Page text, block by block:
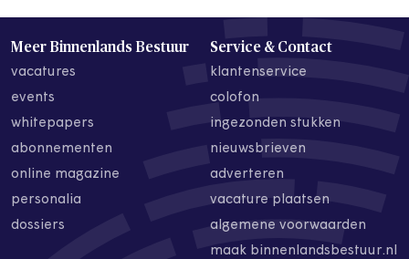
Meer Binnenlands Bestuur
vacatures
events
whitepapers
abonnementen
online magazine
personalia
dossiers
Service & Contact
klantenservice
colofon
ingezonden stukken
nieuwsbrieven
adverteren
vacature plaatsen
algemene voorwaarden
maak binnenlandsbestuur.nl